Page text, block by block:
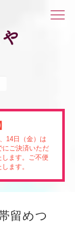
14日（金）は
にご決済いただ
ます。ご不便
ます。
留めつ